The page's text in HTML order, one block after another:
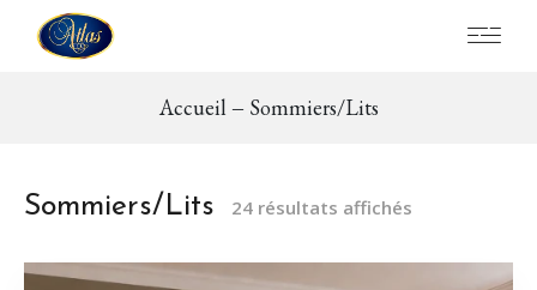
Accueil Sommiers/Lits
Sommiers/Lits 24 résultats affichés